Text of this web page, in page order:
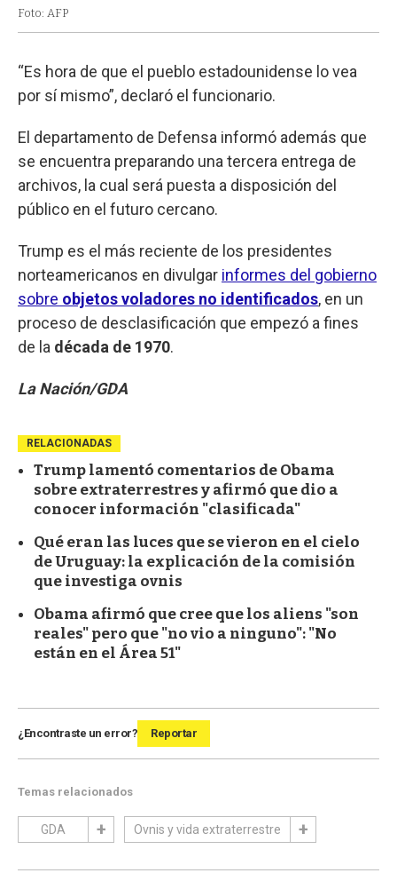
Foto: AFP
“Es hora de que el pueblo estadounidense lo vea
por sí mismo”, declaró el funcionario.
El departamento de Defensa informó además que
se encuentra preparando una tercera entrega de
archivos, la cual será puesta a disposición del
público en el futuro cercano.
Trump es el más reciente de los presidentes
norteamericanos en divulgar informes del gobierno
sobre objetos voladores no identificados, en un
proceso de desclasificación que empezó a fines
de la década de 1970.
La Nación/GDA
RELACIONADAS
Trump lamentó comentarios de Obama
sobre extraterrestres y afirmó que dio a
conocer información "clasificada"
Qué eran las luces que se vieron en el cielo
de Uruguay: la explicación de la comisión
que investiga ovnis
Obama afirmó que cree que los aliens "son
reales" pero que "no vio a ninguno": "No
están en el Área 51"
¿Encontraste un error? Reportar
Temas relacionados
GDA Ovnis y vida extraterrestre